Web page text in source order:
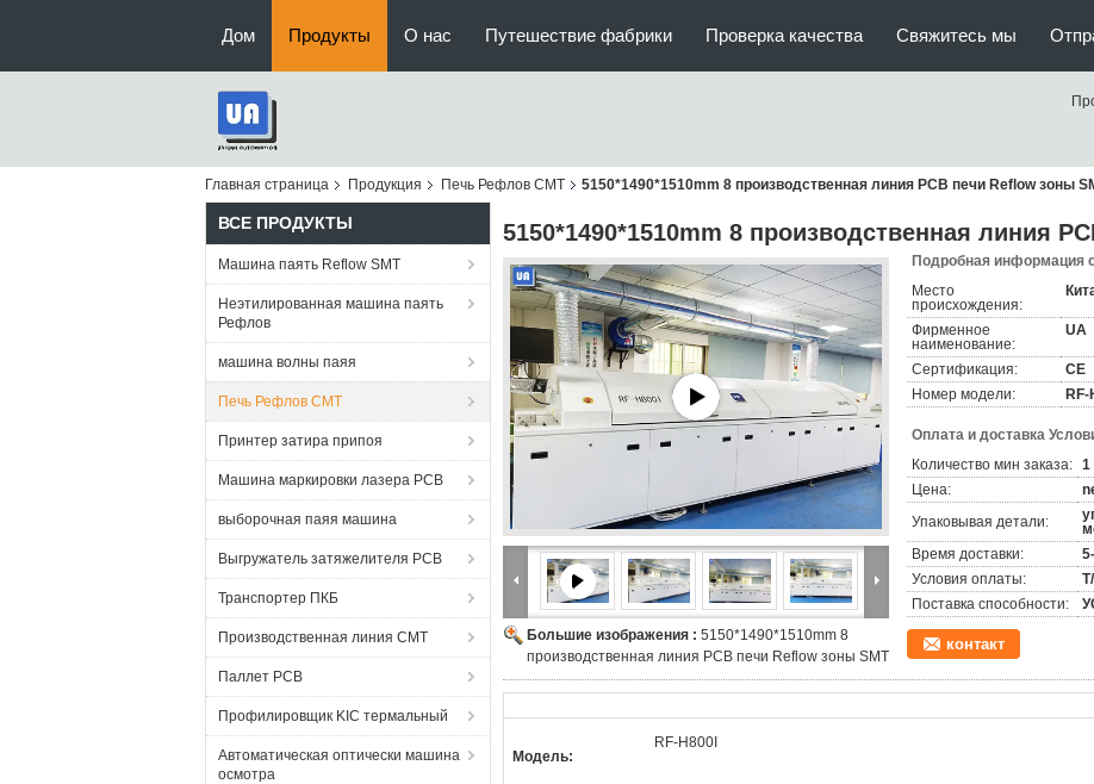
Дом Продукты О нас Путешествие фабрики Проверка качества Свяжитесь мы
Главная страница Продукция Печь Рефлов СМТ 5150*1490*1510mm 8 производственная линия PCB печи Reflow зоны
ВСЕ ПРОДУКТЫ
Машина паять Reflow SMT
Неэтилированная машина паять
Рефлов
машина волны паяя
Печь Рефлов СМТ
Принтер затира припоя
Машина маркировки лазера PCB
выборочная паяя машина
Выгружатель затяжелителя PCB
Транспортер ПКБ
Производственная линия СМТ
Паллет PCB
Профилировщик KIC термальный
Автоматическая оптически машина
осмотра
5150*1490*1510mm 8 производственная линия
Большие изображения : 5150*1490*1510mm 8
производственная линия PCB печи Reflow зоны SMT
Подробная информация
Место
происхождения:
Фирменное
наименование:
UA
Сертификация:
CE
Номер модели:
RF-
Оплата и доставка
Количество мин заказа: 1
Цена:
Упаковывая детали:
Время доставки:
Условия оплаты:
Поставка способности:
контакт
Модель:
RF-H800I